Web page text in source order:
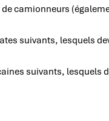
camionneurs
suivants, lesquels
suivants, lesquels